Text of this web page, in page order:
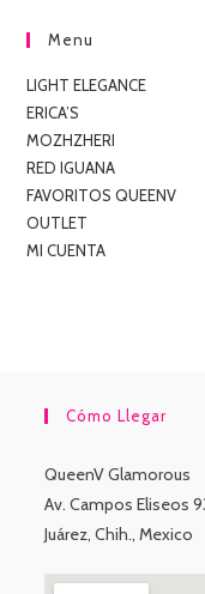
Menu
LIGHT ELEGANCE
ERICA’S
MOZHZHERI
RED IGUANA
FAVORITOS QUEENV
OUTLET
MI CUENTA
Cómo Llegar
QueenV Glamorous
Av. Campos Eliseos
Juárez, Chih., Mexico